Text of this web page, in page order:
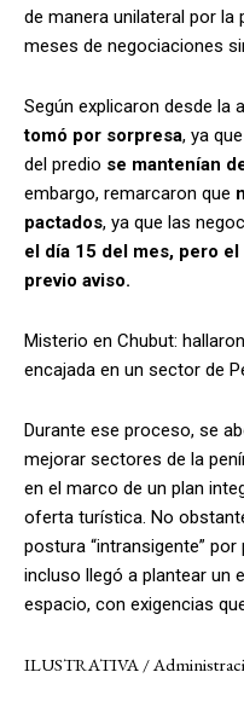
de manera unilateral por la
meses de negociaciones
Según explicaron desde la
tomó por sorpresa, ya
del predio se mantenían
embargo, remarcaron que
pactados, ya que las
el día 15 del mes, pero
previo aviso.
Misterio en Chubut:
encajada en un sector de
Durante ese proceso, se
mejorar sectores de la
en el marco de un plan
oferta turística. No
postura “intransigente”
incluso llegó a plantear un
espacio, con exigencias
ILUSTRATIVA /